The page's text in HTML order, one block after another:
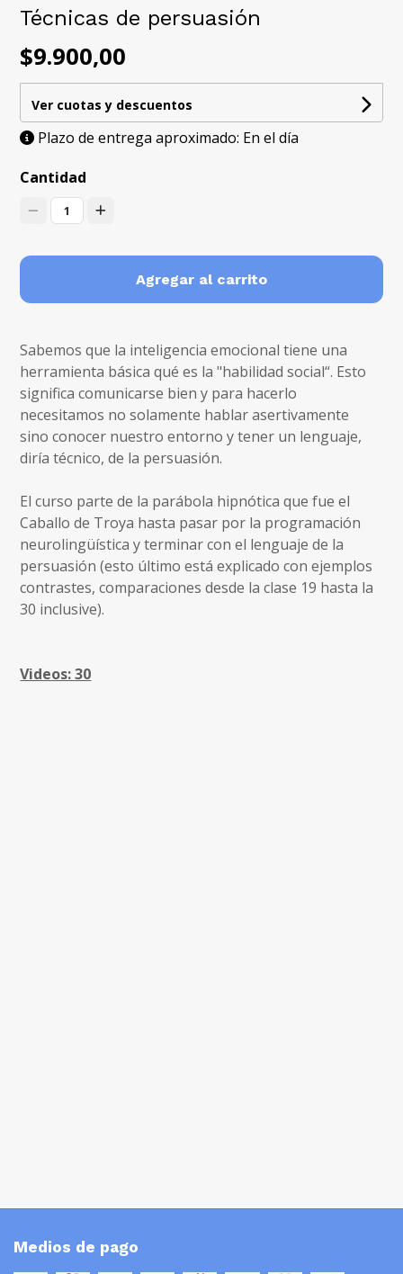
Técnicas de persuasión
$9.900,00
Ver cuotas y descuentos
Plazo de entrega aproximado: En el día
Cantidad
1
Agregar al carrito
Sabemos que la inteligencia emocional tiene una
herramienta básica qué es la "habilidad social“. Esto
significa comunicarse bien y para hacerlo
necesitamos no solamente hablar asertivamente
sino conocer nuestro entorno y tener un lenguaje,
diría técnico, de la persuasión.
​El curso parte de la parábola hipnótica que fue el
Caballo de Troya hasta pasar por la programación
neurolingüística y terminar con el lenguaje de la
persuasión (esto último está explicado con ejemplos
contrastes, comparaciones desde la clase 19 hasta la
30 inclusive).
Videos: 30
Medios de pago